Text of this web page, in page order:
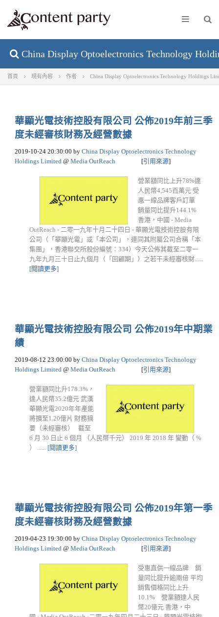
China Display Optoelectronics Technology
首頁 現有內容 作者 China Display Optoelectronics Technology Holdings
華顯光電技術控股有限公司 公佈2019年前三季
度未經審核財務及經營數據
2019-10-24 20:30:00 by China Display Optoelectronics Technology
Holdings Limited @ Media OutReach [引用來源]
營業額同比上升78%達
人民幣4,545百萬元 受
惠一線品牌客戶訂單
銷量同比提升144.1%
香港，中國 - Media
OutReach - 二零一九年十月二十四日 - 華顯光電技術控股有限
公司（「華顯光電」或「本公司」，連同其附屬公司合稱「本
集團」，香港聯交所股份編號：334）今天公佈其截至二零一
九年九月三十日止九個月（「回顧期」）之若干未經審核財......
[閱讀更多]
華顯光電技術控股有限公司 公佈2019年中期業
績
2019-08-12 23:00:00 by China Display Optoelectronics Technology
Holdings Limited @ Media OutReach [引用來源]
營業額同比升178.3%，
達人民幣35.2億元 武漢
華顯光電2020年年產能
將擴至1.20億片 財務摘
要（未經審核） 截至
6 月 30 日止 6 個月 （人民幣千元） 2019 年 2018 年 變動（ %
） ...... [閱讀更多]
華顯光電技術控股有限公司 公佈2019年第一季
度未經審核財務及經營數據
2019-04-23 19:30:00 by China Display Optoelectronics Technology
Holdings Limited @ Media OutReach [引用來源]
受惠直供一線品牌 銷
量同比提升逾兩倍 平均
銷售價格同比上升
10.1% 營業額達人民
幣20億元 香港，中